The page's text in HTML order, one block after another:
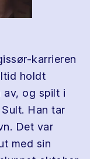
karrieren
holdt
av, og spilt i
Han tar
Det var
med sin